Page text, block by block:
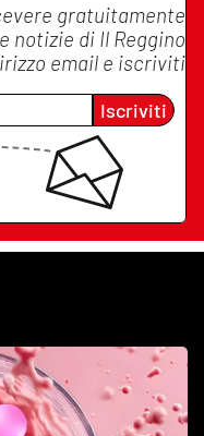
gratuitamente
notizie di Il Reggino
email e iscriviti
Iscriviti